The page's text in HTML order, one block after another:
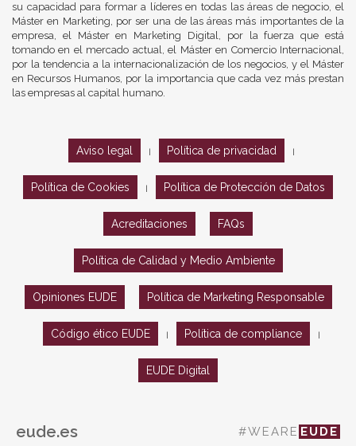
su capacidad para formar a líderes en todas las áreas de negocio, el
Máster en Marketing, por ser una de las áreas más importantes de la
empresa, el Máster en Marketing Digital, por la fuerza que está
tomando en el mercado actual, el Máster en Comercio Internacional,
por la tendencia a la internacionalización de los negocios, y el Máster
en Recursos Humanos, por la importancia que cada vez más prestan
las empresas al capital humano.
Aviso legal Política de privacidad
Política de Cookies Política de Protección de Datos
Acreditaciones FAQs
Política de Calidad y Medio Ambiente
Opiniones EUDE Política de Marketing Responsable
Código ético EUDE Política de compliance
EUDE Digital
eude.es #WEARE EUDE